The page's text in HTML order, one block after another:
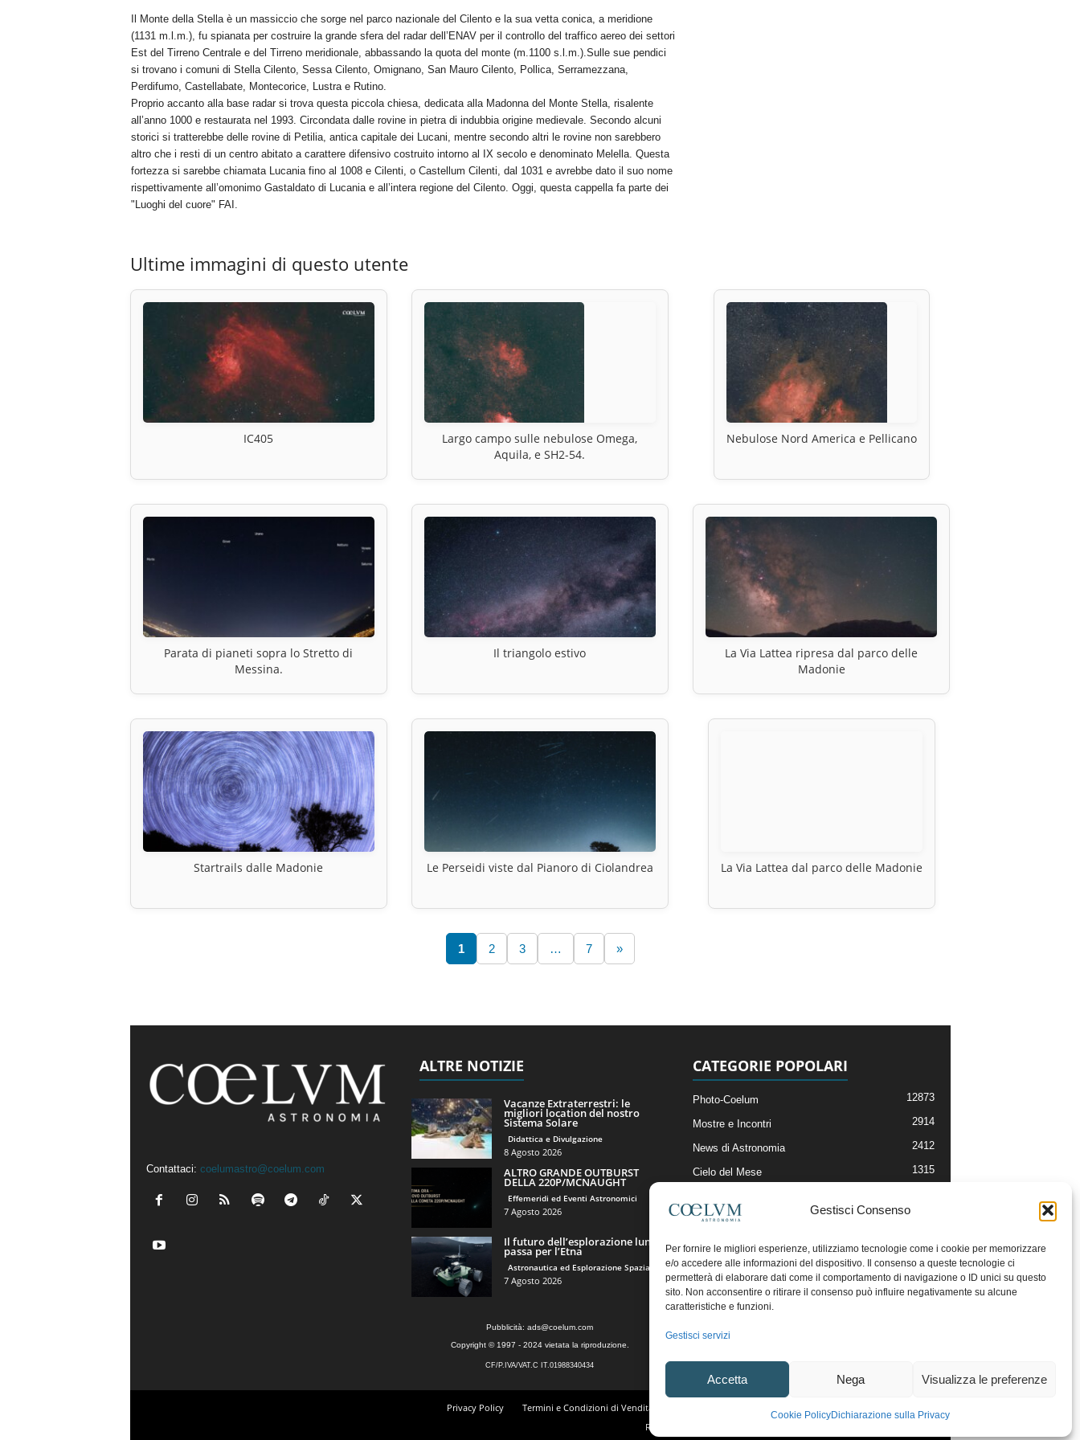
Gestisci Consenso
Per fornire le migliori esperienze, utilizziamo tecnologie come i cookie per memorizzare
e/o accedere alle informazioni del dispositivo. Il consenso a queste tecnologie ci
permetterà di elaborare dati come il comportamento di navigazione o ID unici su questo
sito. Non acconsentire o ritirare il consenso può influire negativamente su alcune
caratteristiche e funzioni.
Gestisci servizi
Accetta Nega Visualizza le preferenze
Cookie PolicyDichiarazione sulla Privacy
Il Monte della Stella è un massiccio che sorge nel parco nazionale del Cilento e la sua vetta conica, a meridione
(1131 m.l.m.), fu spianata per costruire la grande sfera del radar dell’ENAV per il controllo del traffico aereo dei settori
Est del Tirreno Centrale e del Tirreno meridionale, abbassando la quota del monte (m.1100 s.l.m.).Sulle sue pendici
si trovano i comuni di Stella Cilento, Sessa Cilento, Omignano, San Mauro Cilento, Pollica, Serramezzana,
Perdifumo, Castellabate, Montecorice, Lustra e Rutino.
Proprio accanto alla base radar si trova questa piccola chiesa, dedicata alla Madonna del Monte Stella, risalente
all’anno 1000 e restaurata nel 1993. Circondata dalle rovine in pietra di indubbia origine medievale. Secondo alcuni
storici si tratterebbe delle rovine di Petilia, antica capitale dei Lucani, mentre secondo altri le rovine non sarebbero
altro che i resti di un centro abitato a carattere difensivo costruito intorno al IX secolo e denominato Melella. Questa
fortezza si sarebbe chiamata Lucania fino al 1008 e Cilenti, o Castellum Cilenti, dal 1031 e avrebbe dato il suo nome
rispettivamente all’omonimo Gastaldato di Lucania e all’intera regione del Cilento. Oggi, questa cappella fa parte dei
"Luoghi del cuore" FAI.
Ultime immagini di questo utente
IC405
Largo campo sulle nebulose Omega,
Aquila, e SH2-54.
Nebulose Nord America e Pellicano
Parata di pianeti sopra lo Stretto di
Messina.
Il triangolo estivo
La Via Lattea ripresa dal parco delle
Madonie
Startrails dalle Madonie Le Perseidi viste dal Pianoro di Ciolandrea La Via Lattea dal parco delle Madonie
1 2 3 … 7 »
Contattaci: coelumastro@coelum.com
ALTRE NOTIZIE
Vacanze Extraterrestri: le
migliori location del nostro
Sistema Solare
Didattica e Divulgazione
8 Agosto 2026
ALTRO GRANDE OUTBURST
DELLA 220P/MCNAUGHT
Effemeridi ed Eventi Astronomici
7 Agosto 2026
Il futuro dell’esplorazione lunare
passa per l’Etna
Astronautica ed Esplorazione Spaziale
7 Agosto 2026
CATEGORIE POPOLARI
Photo-Coelum 12873
Mostre e Incontri 2914
News di Astronomia 2412
Cielo del Mese 1315
Articoli e Risorse On-Line
Il Blog della Redazione
Pubblicità: ads@coelum.com
Copyright © 1997 - 2024 vietata la riproduzione.
CF/P.IVA/VAT.C IT.01988340434
Privacy Policy Termini e Condizioni di Vendita
Regolamento Community e Aree di Discussione